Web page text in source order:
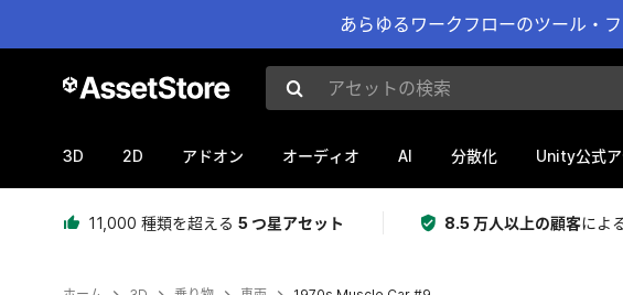
あらゆるワークフローのツール・
アセットの検索
3D 2D アドオン オーディオ AI 分散化 Unity公式
11,000 種類を超える 5 つ星アセット 8.5 万人以上の顧客によ